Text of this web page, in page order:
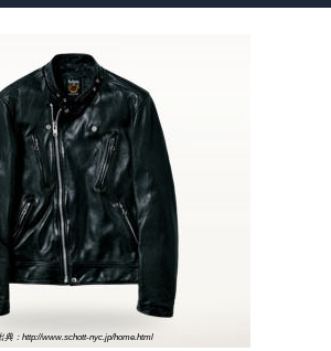
典：http://www.schott-nyc.jp/home.html